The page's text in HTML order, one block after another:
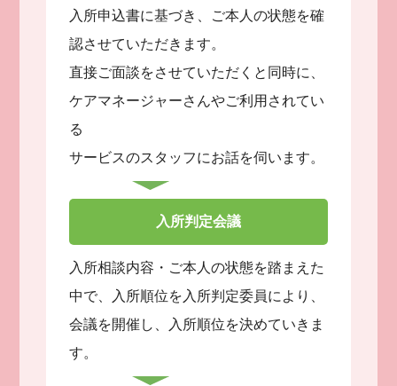
入所申込書に基づき、ご本人の状態を確
認させていただきます。
直接ご面談をさせていただくと同時に、
ケアマネージャーさんやご利用されてい
る
サービスのスタッフにお話を伺います。
入所判定会議
入所相談内容・ご本人の状態を踏まえた
中で、入所順位を入所判定委員により、
会議を開催し、入所順位を決めていきま
す。